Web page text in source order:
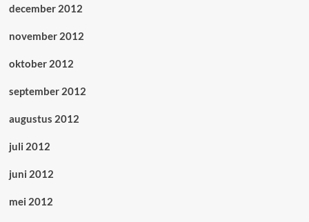
december 2012
november 2012
oktober 2012
september 2012
augustus 2012
juli 2012
juni 2012
mei 2012